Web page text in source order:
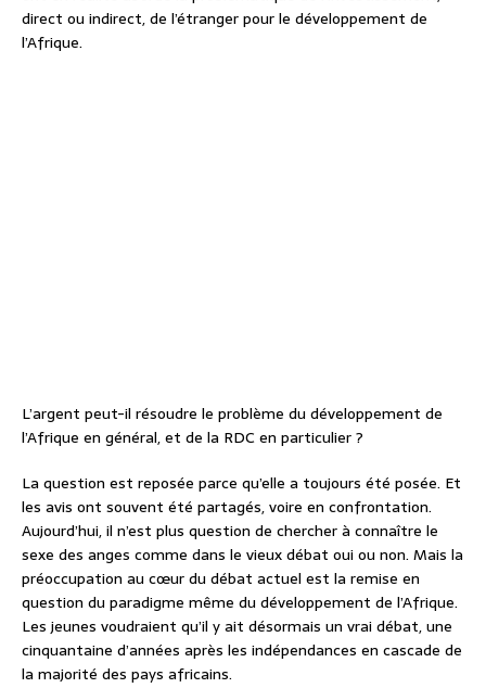
direct ou indirect, de l’étranger pour le développement de
l’Afrique.
L’argent peut-il résoudre le problème du développement de
l’Afrique en général, et de la RDC en particulier ?
La question est reposée parce qu’elle a toujours été posée. Et
les avis ont souvent été partagés, voire en confrontation.
Aujourd’hui, il n’est plus question de chercher à connaître le
sexe des anges comme dans le vieux débat oui ou non. Mais la
préoccupation au cœur du débat actuel est la remise en
question du paradigme même du développement de l’Afrique.
Les jeunes voudraient qu’il y ait désormais un vrai débat, une
cinquantaine d’années après les indépendances en cascade de
la majorité des pays africains.